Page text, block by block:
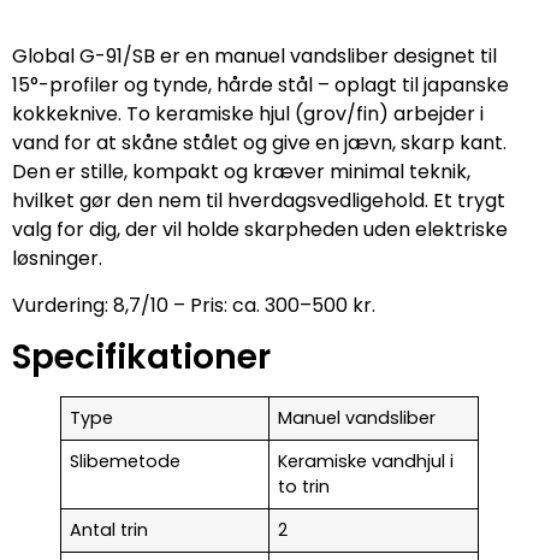
Global G-91/SB er en manuel vandsliber designet til
15°-profiler og tynde, hårde stål – oplagt til japanske
kokkeknive. To keramiske hjul (grov/fin) arbejder i
vand for at skåne stålet og give en jævn, skarp kant.
Den er stille, kompakt og kræver minimal teknik,
hvilket gør den nem til hverdagsvedligehold. Et trygt
valg for dig, der vil holde skarpheden uden elektriske
løsninger.
Vurdering: 8,7/10 – Pris: ca. 300–500 kr.
Specifikationer
Type
Manuel vandsliber
Slibemetode
Keramiske vandhjul i
to trin
Antal trin
2